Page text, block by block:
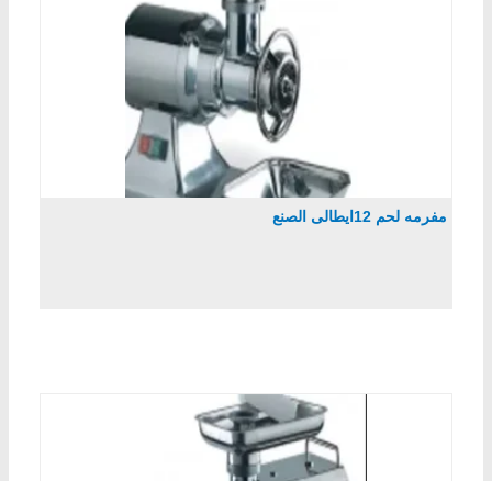
مفرمه لحم 12ايطالى الصنع